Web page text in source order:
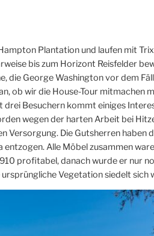
Plantation und laufen mit
bis zum Horizont Reisfelder
die George Washington vor dem
ob wir die House-Tour mitmachen
Besuchern kommt einiges
wegen der harten Arbeit bei
Versorgung. Die Gutsherren haben
Alle Möbel zusammen
profitabel, danach wurde er nur
Vegetation siedelt sich